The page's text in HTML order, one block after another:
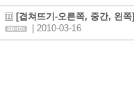
[겹쳐뜨기-오른쪽, 중간, 왼
| 2010-03-16